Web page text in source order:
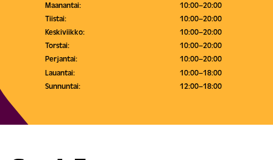
Maanantai:
10:00–20:00
Tiistai:
10:00–20:00
Keskiviikko:
10:00–20:00
Torstai:
10:00–20:00
Perjantai:
10:00–20:00
Lauantai:
10:00–18:00
Sunnuntai:
12:00–18:00